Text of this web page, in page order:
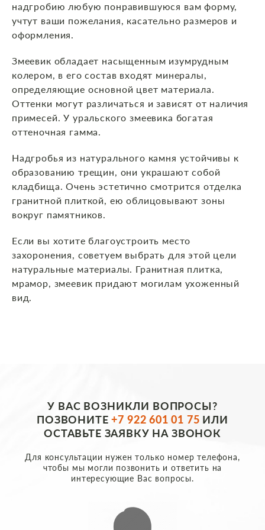
надгробию любую понравившуюся вам форму,
учтут ваши пожелания, касательно размеров и
оформления.
Змеевик обладает насыщенным изумрудным
колером, в его состав входят минералы,
определяющие основной цвет материала.
Оттенки могут различаться и зависят от наличия
примесей. У уральского змеевика богатая
оттеночная гамма.
Надгробья из натурального камня устойчивы к
образованию трещин, они украшают собой
кладбища. Очень эстетично смотрится отделка
гранитной плиткой, ею облицовывают зоны
вокруг памятников.
Если вы хотите благоустроить место
захоронения, советуем выбрать для этой цели
натуральные материалы. Гранитная плитка,
мрамор, змеевик придают могилам ухоженный
вид.
У ВАС ВОЗНИКЛИ ВОПРОСЫ?
ПОЗВОНИТЕ+7 922 601 01 75 ИЛИ
ОСТАВЬТЕ ЗАЯВКУ НА ЗВОНОК
Для консультации нужен только номер телефона,
чтобы мы могли позвонить и ответить на
интересующие Вас вопросы.